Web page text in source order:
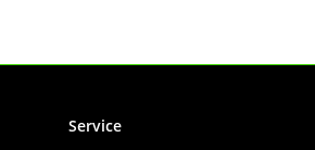
Service